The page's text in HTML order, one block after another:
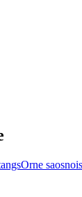
Orne